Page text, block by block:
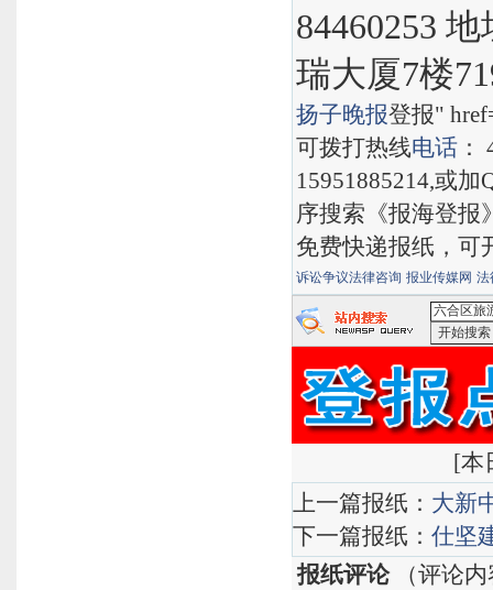
84460253
瑞大厦7楼
扬子晚报登报"
可拨打热线电话
15951885214,或
序搜索《报海登报
免费快递报纸，可
诉讼争议法律咨询 报业传媒网 法
[本
上一篇报纸： 大新
下一篇报纸： 仕坚
报纸评论（评论内